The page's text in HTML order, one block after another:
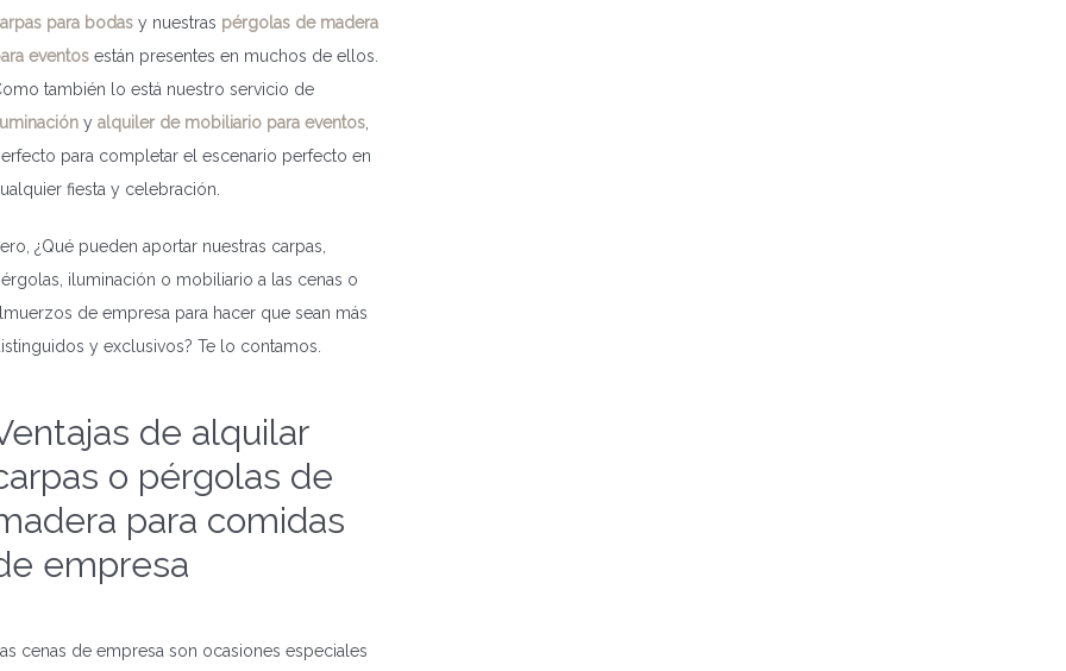
para bodasy nuestras pérgolas de madera
eventosestán presentes en muchos de ellos.
también lo está nuestro servicio de
y alquiler de mobiliario para eventos,
para completar el escenario perfecto en
fiesta y celebración.
¿Qué pueden aportar nuestras carpas,
iluminación o mobiliario a las cenas o
de empresa para hacer que sean más
y exclusivos? Te lo contamos.
de alquilar
o pérgolas de
para comidas
empresa
Las cenas de empresa son ocasiones especiales